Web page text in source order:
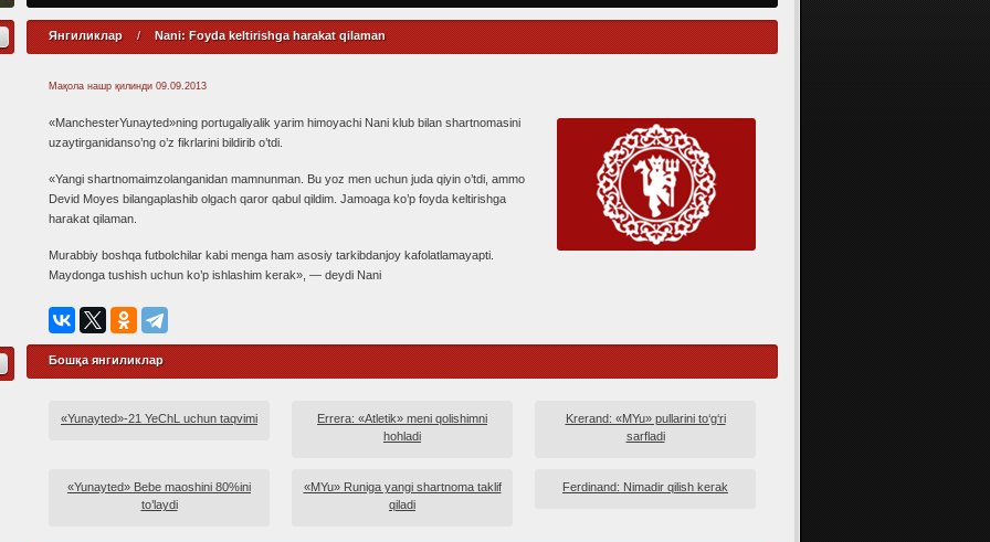
Янгиликлар / Nani: Foyda keltirishga harakat qilaman
Мақола нашр қилинди 09.09.2013
«ManchesterYunayted»ning portugaliyalik yarim himoyachi Nani klub bilan shartnomasini
uzaytirganidanso’ng o’z fikrlarini bildirib o’tdi.
«Yangi shartnomaimzolanganidan mamnunman. Bu yoz men uchun juda qiyin o’tdi, ammo
Devid Moyes bilangaplashib olgach qaror qabul qildim. Jamoaga ko’p foyda keltirishga
harakat qilaman.
Murabbiy boshqa futbolchilar kabi menga ham asosiy tarkibdanjoy kafolatlamayapti.
Maydonga tushish uchun ko’p ishlashim kerak», — deydi Nani
Бошқа янгиликлар
«Yunayted»-21 YeChL uchun taqvimi
Errera: «Atletik» meni qolishimni
hohladi
Krerand: «MYu» pullarini to‘g‘ri
sarfladi
«Yunayted» Bebe maoshini 80%ini
to’laydi
«MYu» Runiga yangi shartnoma taklif
qiladi
Ferdinand: Nimadir qilish kerak